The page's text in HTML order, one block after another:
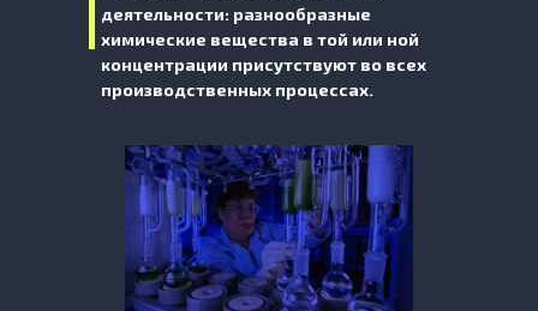
деятельности: разнообразные
химические вещества в той или ной
концентрации присутствуют во всех
производственных процессах.